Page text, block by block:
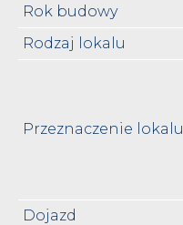
Rok budowy
Rodzaj lokalu
Przeznaczenie lokalu
Dojazd